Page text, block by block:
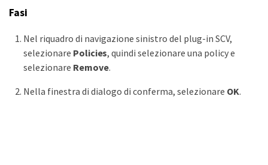
Fasi
Nel riquadro di navigazione sinistro del plug-in SCV,
selezionare Policies, quindi selezionare una policy e
selezionare Remove.
Nella finestra di dialogo di conferma, selezionare OK.